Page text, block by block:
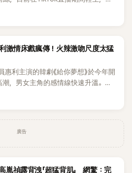
震驚韓網，也讓不少粉絲湧入社群平
激情床戲瘋傳！火辣激吻尺度太猛
利主演的韓劇《給你夢想》於今年開
，男女主角的感情線快速升溫。最
辣吻戲，更接連出現床戲橋段，讓
廣告
胤禎露背洩「超猛背肌」 網驚：完